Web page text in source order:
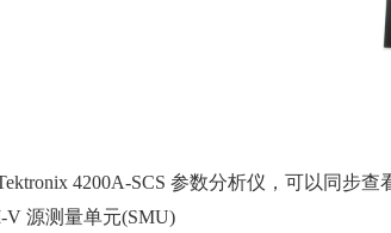
4200A-SCS 参数分析仪，可以同步
V 源测量单元(SMU)